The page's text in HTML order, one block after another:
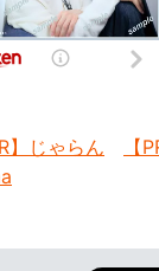
】じゃらん 【